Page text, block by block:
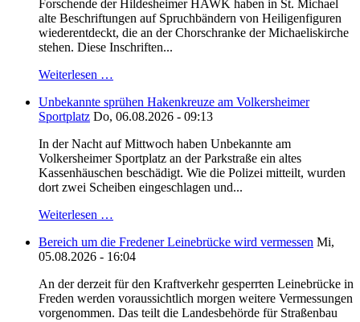
Forschende der Hildesheimer HAWK haben in St. Michael
alte Beschriftungen auf Spruchbändern von Heiligenfiguren
wiederentdeckt, die an der Chorschranke der Michaeliskirche
stehen. Diese Inschriften...
Weiterlesen …
Unbekannte sprühen Hakenkreuze am Volkersheimer
Sportplatz Do, 06.08.2026 - 09:13
In der Nacht auf Mittwoch haben Unbekannte am
Volkersheimer Sportplatz an der Parkstraße ein altes
Kassenhäuschen beschädigt. Wie die Polizei mitteilt, wurden
dort zwei Scheiben eingeschlagen und...
Weiterlesen …
Bereich um die Fredener Leinebrücke wird vermessen Mi,
05.08.2026 - 16:04
An der derzeit für den Kraftverkehr gesperrten Leinebrücke in
Freden werden voraussichtlich morgen weitere Vermessungen
vorgenommen. Das teilt die Landesbehörde für Straßenbau